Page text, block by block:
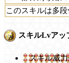
このスキルは多
スキルLvアッ
スキル威